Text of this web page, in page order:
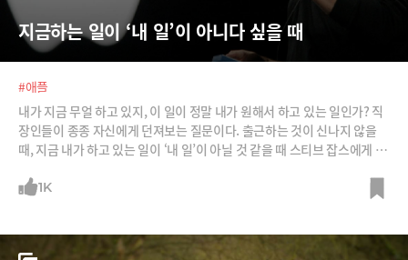
지금하는 일이 ‘내 일’이 아니다 싶을 때
#애플
내가 지금 무얼 하고 있지, 이 일이 정말 내가 원해서 하고 있는 일인가? 직
장인들이 종종 자신에게 던져보는 질문이다. 출근하는 것이 신나지 않을
때, 지금 내가 하고 있는 일이 ‘내 일’이 아닐 것 같을 때 스티브 잡스에게 한
1K